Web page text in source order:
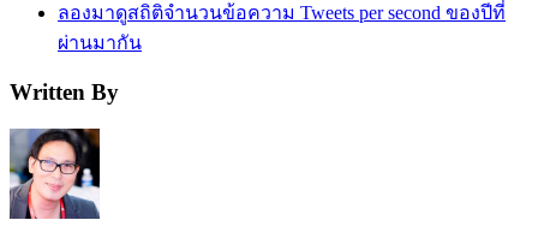
ลองมาดูสถิติจำนวนข้อความ Tweets per second ของปีที่
ผ่านมากัน
Written By